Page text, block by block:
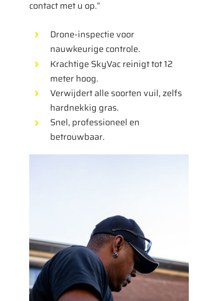
contact met u op.”
Drone-inspectie voor
nauwkeurige controle.
Krachtige SkyVac reinigt tot 12
meter hoog.
Verwijdert alle soorten vuil, zelfs
hardnekkig gras.
Snel, professioneel en
betrouwbaar.